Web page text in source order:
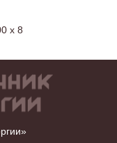
x 8